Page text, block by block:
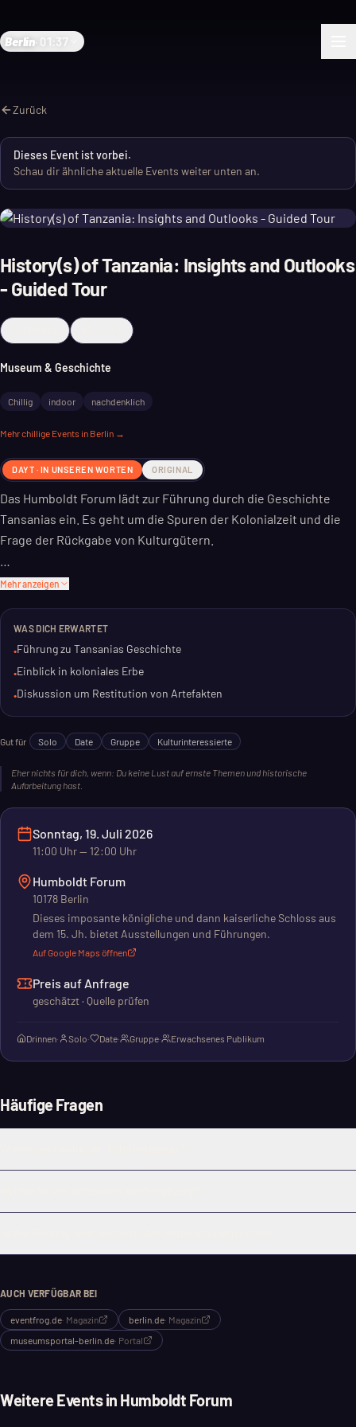
Berlin 01:37
Zurück
Dieses Event ist vorbei.
Schau dir ähnliche aktuelle Events weiter unten an.
History(s) of Tanzania: Insights and Outlooks
- Guided Tour
Museum & Geschichte
Chillig indoor nachdenklich
Mehrchillige Events in Berlin →
DAYT · IN UNSEREN WORTEN ORIGINAL
Das Humboldt Forum lädt zur Führung durch die Geschichte
Tansanias ein. Es geht um die Spuren der Kolonialzeit und die
Frage der Rückgabe von Kulturgütern.
Du siehst historische Artefakte. Sie erzählen von Tansanias
bleibt und was sich ändern muss.
Die Tour beleuchtet die komplexen Beziehungen zwischen
Mehr anzeigen
WAS DICH ERWARTET
•Führung zu Tansanias Geschichte
•Einblick in koloniales Erbe
•Diskussion um Restitution von Artefakten
Gut für Solo Date Gruppe Kulturinteressierte
Eher nichts für dich, wenn: Du keine Lust auf ernste Themen und historische
Aufarbeitung hast.
Sonntag, 19. Juli 2026
11:00 Uhr— 12:00 Uhr
Humboldt Forum
10178 Berlin
Dieses imposante königliche und dann kaiserliche Schloss aus
dem 15. Jh. bietet Ausstellungen und Führungen.
Auf Google Maps öffnen
Preis auf Anfrage
geschätzt · Quelle prüfen
Drinnen· Solo· Date· Gruppe· Erwachsenes Publikum
Häufige Fragen
AUCH VERFÜGBAR BEI
eventfrog.de· Magazin berlin.de· Magazin
museumsportal-berlin.de· Portal
Weitere Events in Humboldt Forum